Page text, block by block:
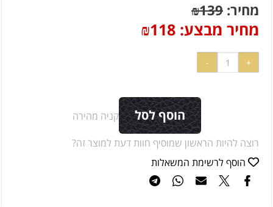
מחיר: ₪139
מחיר מבצע: ₪118
הוסף לסל
קניה מהירה
רוצה להיות הראשון שמוסיף חוות דעת למוצר זה?
הוסף לרשימת המשאלות